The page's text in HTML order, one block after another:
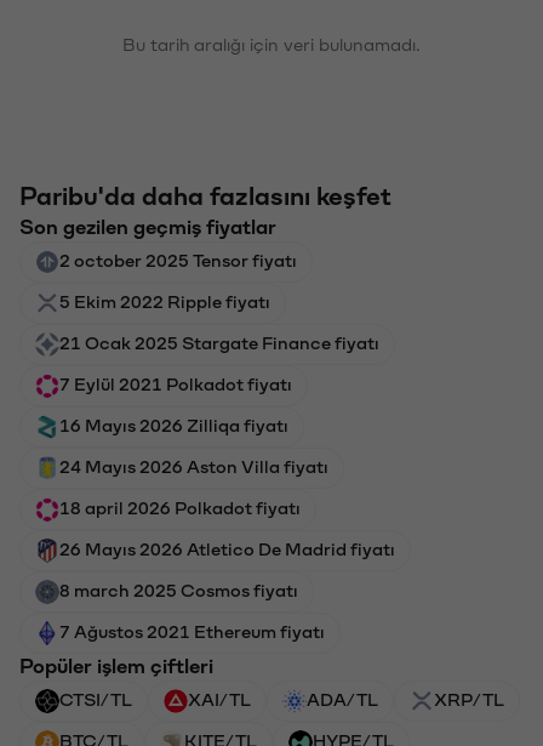
Bu tarih aralığı için veri bulunamadı.
Paribu'da daha fazlasını keşfet
Son gezilen geçmiş fiyatlar
2 october 2025 Tensor fiyatı
5 Ekim 2022 Ripple fiyatı
21 Ocak 2025 Stargate Finance fiyatı
7 Eylül 2021 Polkadot fiyatı
16 Mayıs 2026 Zilliqa fiyatı
24 Mayıs 2026 Aston Villa fiyatı
18 april 2026 Polkadot fiyatı
26 Mayıs 2026 Atletico De Madrid fiyatı
8 march 2025 Cosmos fiyatı
7 Ağustos 2021 Ethereum fiyatı
Popüler işlem çiftleri
CTSI/TL XAI/TL ADA/TL XRP/TL
BTC/TL KITE/TL HYPE/TL